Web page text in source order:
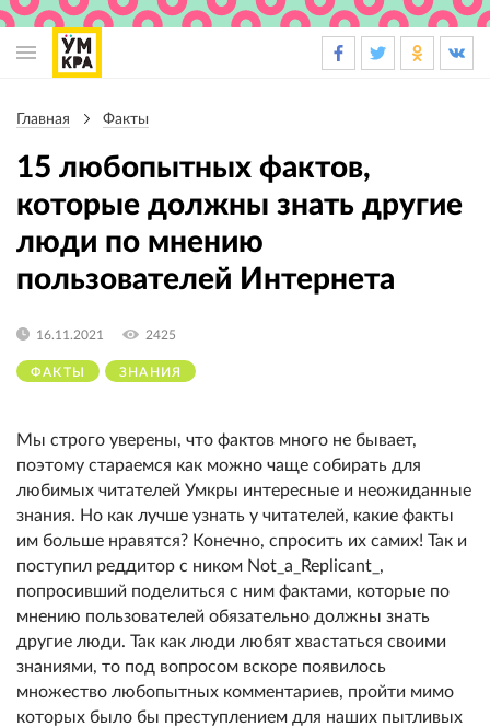
навигации
Главная Факты
15 любопытных фактов,
которые должны знать другие
люди по мнению
пользователей Интернета
ФАКТЫ ЗНАНИЯ
16.11.2021 2425
Мы строго уверены, что фактов много не бывает,
поэтому стараемся как можно чаще собирать для
любимых читателей Умкры интересные и неожиданные
знания. Но как лучше узнать у читателей, какие факты
им больше нравятся? Конечно, спросить их самих! Так и
поступил реддитор с ником Not_a_Replicant_,
попросивший поделиться с ним фактами, которые по
мнению пользователей обязательно должны знать
другие люди. Так как люди любят хвастаться своими
знаниями, то под вопросом вскоре появилось
множество любопытных комментариев, пройти мимо
которых было бы преступлением для наших пытливых